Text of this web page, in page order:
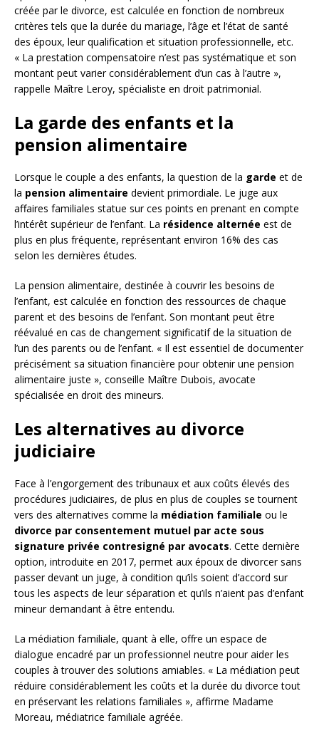
créée par le divorce, est calculée en fonction de nombreux
critères tels que la durée du mariage, l’âge et l’état de santé
des époux, leur qualification et situation professionnelle, etc.
« La prestation compensatoire n’est pas systématique et son
montant peut varier considérablement d’un cas à l’autre »,
rappelle Maître Leroy, spécialiste en droit patrimonial.
La garde des enfants et la
pension alimentaire
Lorsque le couple a des enfants, la question de la garde et de
la pension alimentaire devient primordiale. Le juge aux
affaires familiales statue sur ces points en prenant en compte
l’intérêt supérieur de l’enfant. La résidence alternée est de
plus en plus fréquente, représentant environ 16% des cas
selon les dernières études.
La pension alimentaire, destinée à couvrir les besoins de
l’enfant, est calculée en fonction des ressources de chaque
parent et des besoins de l’enfant. Son montant peut être
réévalué en cas de changement significatif de la situation de
l’un des parents ou de l’enfant. « Il est essentiel de documenter
précisément sa situation financière pour obtenir une pension
alimentaire juste », conseille Maître Dubois, avocate
spécialisée en droit des mineurs.
Les alternatives au divorce
judiciaire
Face à l’engorgement des tribunaux et aux coûts élevés des
procédures judiciaires, de plus en plus de couples se tournent
vers des alternatives comme la médiation familiale ou le
divorce par consentement mutuel par acte sous
signature privée contresigné par avocats. Cette dernière
option, introduite en 2017, permet aux époux de divorcer sans
passer devant un juge, à condition qu’ils soient d’accord sur
tous les aspects de leur séparation et qu’ils n’aient pas d’enfant
mineur demandant à être entendu.
La médiation familiale, quant à elle, offre un espace de
dialogue encadré par un professionnel neutre pour aider les
couples à trouver des solutions amiables. « La médiation peut
réduire considérablement les coûts et la durée du divorce tout
en préservant les relations familiales », affirme Madame
Moreau, médiatrice familiale agréée.